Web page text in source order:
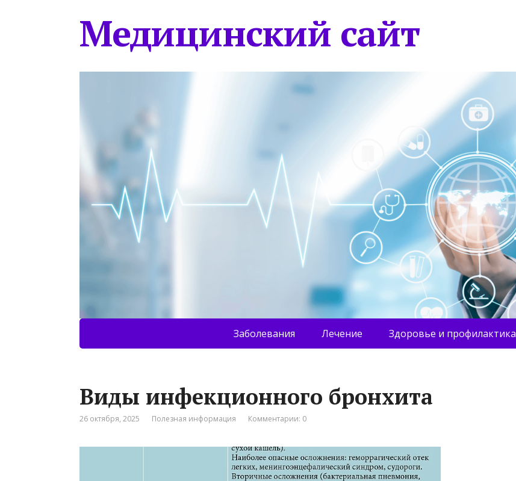
Медицинский сайт
Заболевания Лечение Здоровье и профилактика
Виды инфекционного бронхита
26 октября, 2025 Полезная информация Комментарии: 0